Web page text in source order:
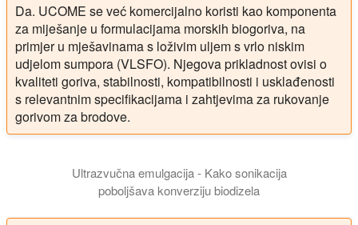
Da. UCOME se već komercijalno koristi kao komponenta
za miješanje u formulacijama morskih biogoriva, na
primjer u mješavinama s loživim uljem s vrlo niskim
udjelom sumpora (VLSFO). Njegova prikladnost ovisi o
kvaliteti goriva, stabilnosti, kompatibilnosti i usklađenosti
s relevantnim specifikacijama i zahtjevima za rukovanje
gorivom za brodove.
Ultrazvučna emulgacija - Kako sonikacija
poboljšava konverziju biodizela